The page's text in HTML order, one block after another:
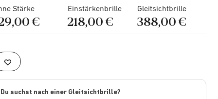
Stärke
€
Einstärkenbrille
218,00 €
Gleitsichtbrille
388,00 €
Du suchst nach einer Gleitsichtbrille?